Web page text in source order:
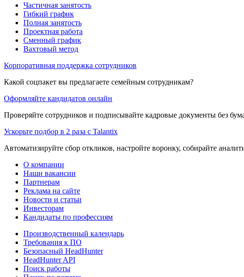
Частичная занятость
Гибкий график
Полная занятость
Проектная работа
Сменный график
Вахтовый метод
Корпоративная поддержка сотрудников
Какой соцпакет вы предлагаете семейным сотрудникам?
Оформляйте кандидатов онлайн
Проверяйте сотрудников и подписывайте кадровые документы без
Ускорьте подбор в 2 раза с Talantix
Автоматизируйте сбор откликов, настройте воронку, собирайте
О компании
Наши вакансии
Партнерам
Реклама на сайте
Новости и статьи
Инвесторам
Кандидаты по профессиям
Производственный календарь
Требования к ПО
Безопасный HeadHunter
HeadHunter API
Поиск работы